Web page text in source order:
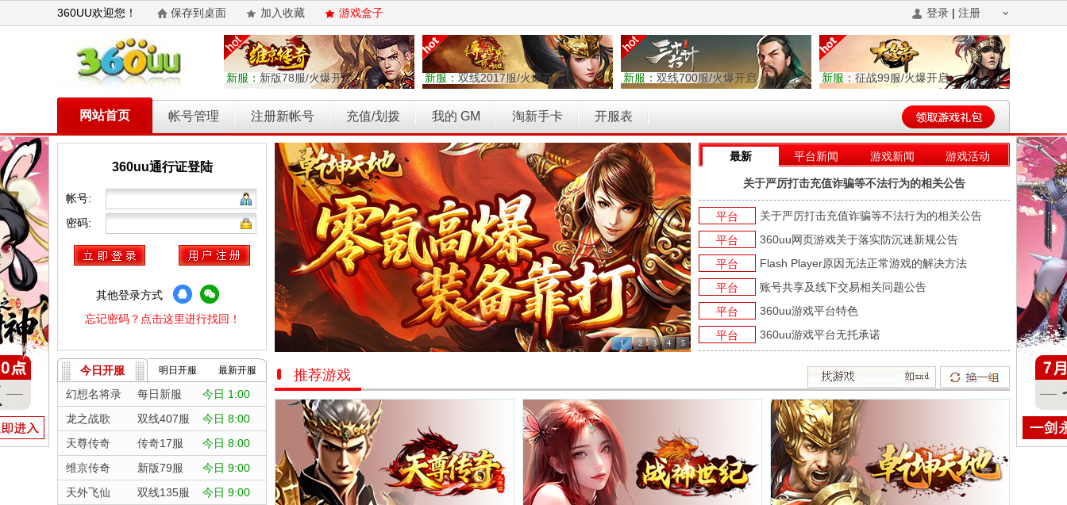
360UU欢迎您！ 保存到桌面 加入收藏 游戏盒子 登录 | 注册
新服： 新版78服/火爆开启 新服： 双线2017服/火爆开启 新服： 双线700服/火爆开启 新服： 征战99服/火爆开启
网站首页 帐号管理 注册新帐号 充值/划拨 我的 GM 淘新手卡 开服表
360uu通行证登陆
帐号:
密码:
其他登录方式
忘记密码？点击这里进行找回！
今日开服 明日开服 最新开服
幻想名将录 每日新服
今日 1:00
龙之战歌
双线407服
今日 8:00
天尊传奇
传奇17服
今日 8:00
维京传奇
新版79服
今日 9:00
天外飞仙
双线135服
今日 9:00
乾坤天地
乾坤天地
开天西游
开天西游
霸者归来
霸者归来
权力的游戏
权力的游戏
维京传奇
维京传奇
1 2 3 4 5
最新 平台新闻 游戏新闻 游戏活动
关于严厉打击充值诈骗等不法行为的相关公告
平台
关于严厉打击充值诈骗等不法行为的相关公告
平台
360uu网页游戏关于落实防沉迷新规公告
平台
Flash Player原因无法正常游戏的解决方法
平台
账号共享及线下交易相关问题公告
平台
360uu游戏平台特色
平台
360uu游戏平台无托承诺
推荐游戏